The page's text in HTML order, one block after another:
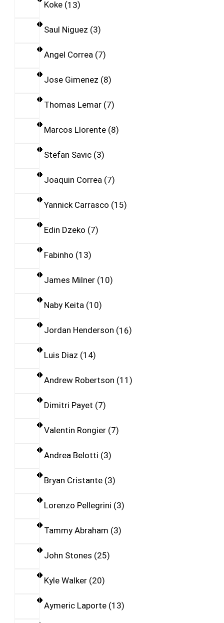
Koke 13
Saul Niguez 3
Angel Correa 7
Jose Gimenez 8
Thomas Lemar 7
Marcos Llorente 8
Stefan Savic 3
Joaquin Correa 7
Yannick Carrasco 15
Edin Dzeko 7
Fabinho 13
James Milner 10
Naby Keita 10
Jordan Henderson 16
Luis Diaz 14
Andrew Robertson 11
Dimitri Payet 7
Valentin Rongier 7
Andrea Belotti 3
Bryan Cristante 3
Lorenzo Pellegrini 3
Tammy Abraham 3
John Stones 25
Kyle Walker 20
Aymeric Laporte 13